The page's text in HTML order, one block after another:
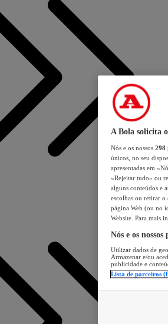
A Bola solicita
Nós e os nossos 298
únicos, no seu
apresentadas em
«Rejeitar tudo» ou
alguns conteúdos e
escolhas ou retirar
página Web (ou no
Website. Para mais
Nós e os
Utilizar dados de
Armazenar e/ou
publicidade e
Lista de parceiros